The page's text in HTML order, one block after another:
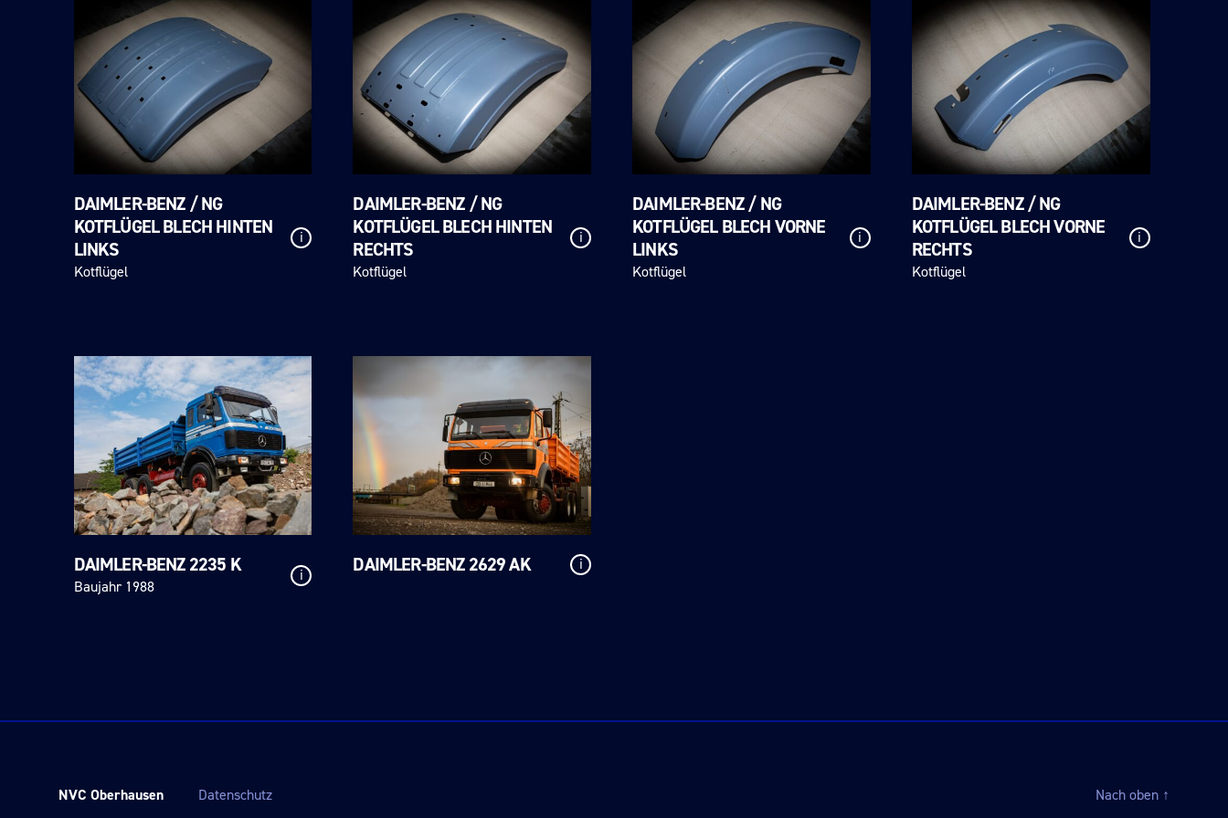
DAIMLER-BENZ / NG
KOTFLÜGEL BLECH HINTEN
LINKS
Kotflügel
i
DAIMLER-BENZ / NG
KOTFLÜGEL BLECH HINTEN
RECHTS
Kotflügel
i
DAIMLER-BENZ / NG
KOTFLÜGEL BLECH VORNE
LINKS
Kotflügel
i
DAIMLER-BENZ / NG
KOTFLÜGEL BLECH VORNE
RECHTS
Kotflügel
i
DAIMLER-BENZ 2235 K
Baujahr 1988
i DAIMLER-BENZ 2629 AK i
NVC Oberhausen Datenschutz Nach oben ↑